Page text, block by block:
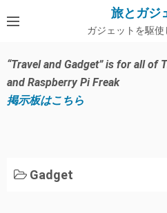
ン
ン
ツ
へ
旅とガジ
ガジェットを駆
“Travel and Gadget” is for all of
and Raspberry Pi Freak
掲示板はこちら
Gadget